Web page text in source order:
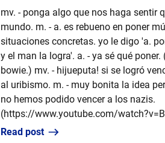
mv. - ponga algo que nos haga sentir
mundo. m. - a. es rebueno en poner
situaciones concretas. yo le digo 'a.
y el man la logra'. a. - ya sé qué
bowie.) mv. - hijueputa! si se logró
al uribismo. m. - muy bonita la idea
no hemos podido vencer a los nazis.
(https://www.youtube.com/
Read post